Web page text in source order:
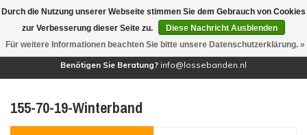
(0)
Benötigen Sie Beratung? info@lossebanden.nl
155-70-19-Winterband
Durch die Nutzung unserer Webseite stimmen Sie dem Gebrauch von Cookies
zur Verbesserung dieser Seite zu.
Diese Nachricht Ausblenden
Für weitere Informationen beachten Sie bitte unsere Datenschutzerklärung. »